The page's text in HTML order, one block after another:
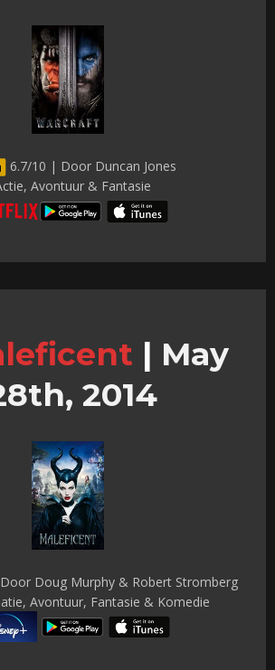
6.7/10 | Door Duncan Jones
Avontuur & Fantasie
| May
2014
Doug Murphy & Robert Stromberg
Avontuur, Fantasie & Komedie